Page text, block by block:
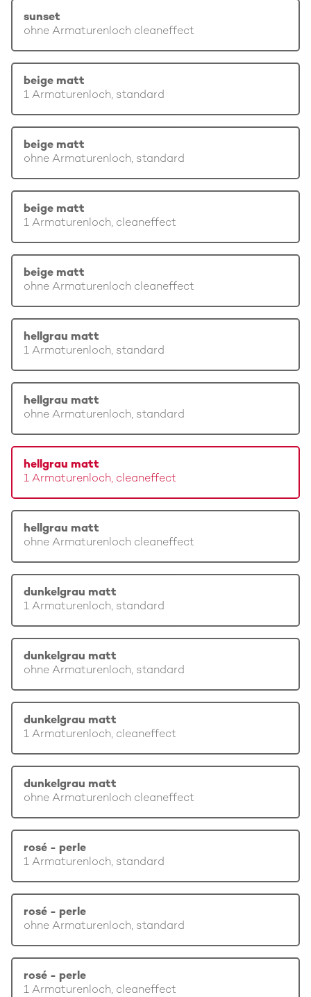
sunset
ohne Armaturenloch cleaneffect
beige matt
1 Armaturenloch, standard
beige matt
ohne Armaturenloch, standard
beige matt
1 Armaturenloch, cleaneffect
beige matt
ohne Armaturenloch cleaneffect
hellgrau matt
1 Armaturenloch, standard
hellgrau matt
ohne Armaturenloch, standard
hellgrau matt
1 Armaturenloch, cleaneffect
hellgrau matt
ohne Armaturenloch cleaneffect
dunkelgrau matt
1 Armaturenloch, standard
dunkelgrau matt
ohne Armaturenloch, standard
dunkelgrau matt
1 Armaturenloch, cleaneffect
dunkelgrau matt
ohne Armaturenloch cleaneffect
rosé - perle
1 Armaturenloch, standard
rosé - perle
ohne Armaturenloch, standard
rosé - perle
1 Armaturenloch, cleaneffect